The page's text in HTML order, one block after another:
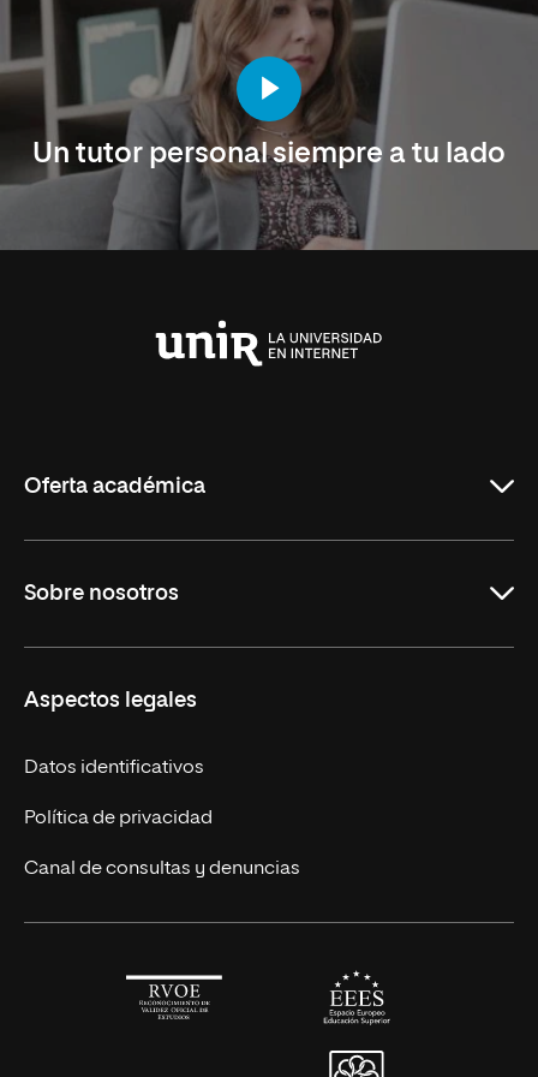
Un tutor personal siempre a tu lado
Oferta académica
Licenciaturas en línea
Cursos Europeos
Títulos Americanos
Alianza Newman
Sobre nosotros
Nuestros alumnos
Únete a nosotros
Actualidad
Solicita información
Aspectos legales
Datos identificativos
Política de privacidad
Canal de consultas y denuncias